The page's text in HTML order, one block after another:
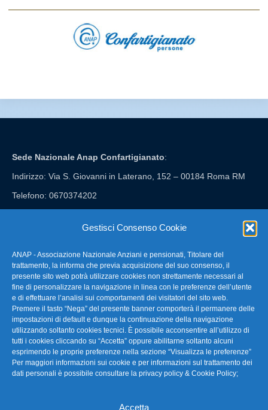
Gestisci Consenso Cookie
ANAP - Associazione Nazionale Anziani e pensionati, Titolare del
trattamento, la informa che previa acquisizione del suo consenso, il
presente sito web potrà utilizzare cookies non strettamente necessari al
fine di personalizzare la navigazione in linea con le preferenze dell’utente
e di effettuare l’analisi sui comportamenti dei visitatori del sito web.
Premere il tasto “Nega” del presente banner comporterà il permanere delle
impostazioni di default e dunque la continuazione della navigazione
utilizzando soltanto cookies tecnici. È possibile acconsentire all’utilizzo di
tutti i cookies cliccando su “Accetta” oppure abilitarne soltanto alcuni
esprimendo le proprie preferenze nella sezione “Visualizza le preferenze”
Per maggiori informazioni sui cookie e per informazioni sul trattamento dei
dati personali è possibile consultare la privacy policy & Cookie Policy;
Accetta
Sede Nazionale Anap Confartigianato:
Indirizzo: Via S. Giovanni in Laterano, 152 – 00184 Roma RM
Telefono: 0670374202
FAQ – Domande Frequenti
La nostra Newsletter
Link Utili
TG Confartigianato
Privacy & Cookie Policy